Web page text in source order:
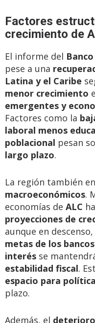
Factores
crecimiento de
El informe del
pese a una
Latina y el Caribe
menor crecimiento
emergentes y
Factores como la
laboral menos
poblacional pesan
largo plazo.
La región también
macroeconómicos.
economías de ALC
proyecciones de
aunque en
metas de los
interés se
estabilidad fiscal.
espacio para
plazo.
Además, el